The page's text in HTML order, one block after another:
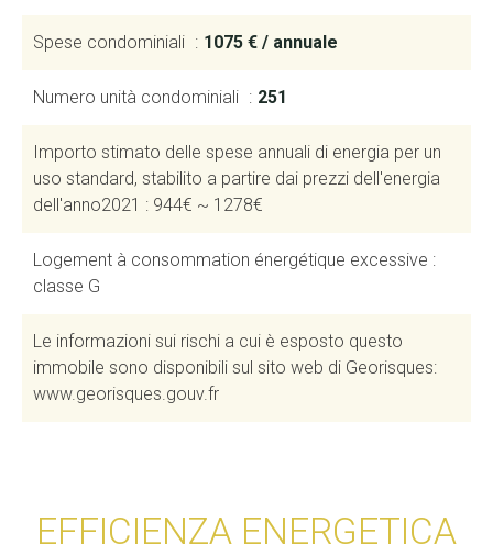
Spese condominiali 1075 € / annuale
Numero unità condominiali 251
Importo stimato delle spese annuali di energia per un
uso standard, stabilito a partire dai prezzi dell'energia
dell'anno2021 : 944€ ~ 1278€
Logement à consommation énergétique excessive :
classe G
Le informazioni sui rischi a cui è esposto questo
immobile sono disponibili sul sito web di Georisques:
www.georisques.gouv.fr
EFFICIENZA ENERGETICA